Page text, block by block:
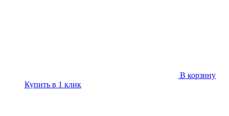
В корзину
Купить в 1 клик